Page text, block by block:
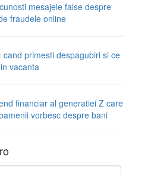
mesajele false despre
fraudele online
primesti despagubiri si ce
vacanta
financiar al generatiei Z care
vorbesc despre bani